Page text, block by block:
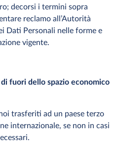
decorsi i termini sopra
reclamo all’Autorità
Dati Personali nelle forme e
vigente.
fuori dello spazio economico
trasferiti ad un paese terzo
internazionale, se non in casi